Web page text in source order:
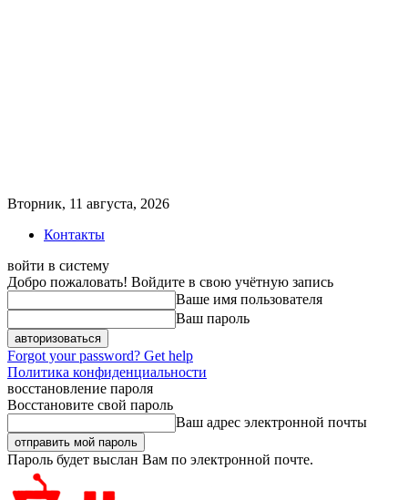
Вторник, 11 августа, 2026
Контакты
войти в систему
Добро пожаловать! Войдите в свою учётную запись
Ваше имя пользователя
Ваш пароль
Forgot your password? Get help
Политика конфиденциальности
восстановление пароля
Восстановите свой пароль
Ваш адрес электронной почты
Пароль будет выслан Вам по электронной почте.